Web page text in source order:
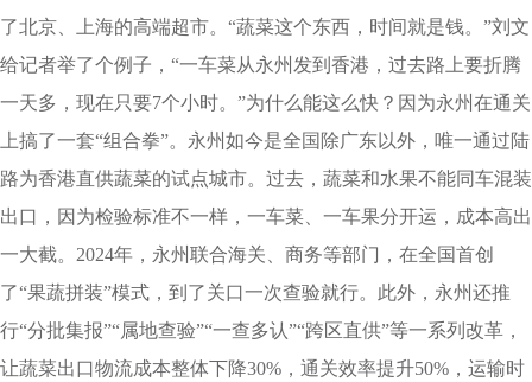
了北京、上海的高端超市。“蔬菜这个东西，时间就是钱。”刘文
给记者举了个例子，“一车菜从永州发到香港，过去路上要折腾
一天多，现在只要7个小时。”为什么能这么快？因为永州在通关
上搞了一套“组合拳”。永州如今是全国除广东以外，唯一通过陆
路为香港直供蔬菜的试点城市。过去，蔬菜和水果不能同车混装
出口，因为检验标准不一样，一车菜、一车果分开运，成本高出
一大截。2024年，永州联合海关、商务等部门，在全国首创
了“果蔬拼装”模式，到了关口一次查验就行。此外，永州还推
行“分批集报”“属地查验”“一查多认”“跨区直供”等一系列改革，
让蔬菜出口物流成本整体下降30%，通关效率提升50%，运输时